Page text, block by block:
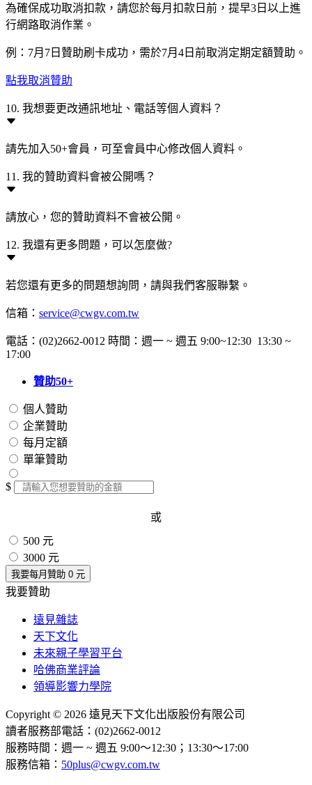
為確保成功取消扣款，請您於每月扣款日前，提早3日以上進
行網路取消作業。
例：7月7日贊助刷卡成功，需於7月4日前取消定期定額贊助。
點我取消贊助
10. 我想要更改通訊地址、電話等個人資料？
請先加入50+會員，可至會員中心修改個人資料。
11. 我的贊助資料會被公開嗎？
請放心，您的贊助資料不會被公開。
12. 我還有更多問題，可以怎麼做?
若您還有更多的問題想詢問，請與我們客服聯繫。
信箱： service@cwgv.com.tw
電話：(02)2662-0012 時間：週一 ~ 週五 9:00~12:30 13:30 ~
17:00
贊助50+
個人贊助
企業贊助
每月定額
單筆贊助
$
或
500 元
3000 元
我要每月贊助 0 元
我要贊助
遠見雜誌
天下文化
未來親子學習平台
哈佛商業評論
領導影響力學院
Copyright © 2026 遠見天下文化出版股份有限公司
讀者服務部電話：(02)2662-0012
服務時間：週一 ~ 週五 9:00～12:30；13:30～17:00
服務信箱： 50plus@cwgv.com.tw